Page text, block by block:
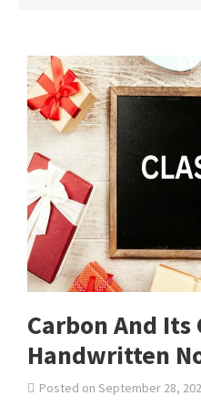
Carbon And Its
Handwritten
Posted on September 28,